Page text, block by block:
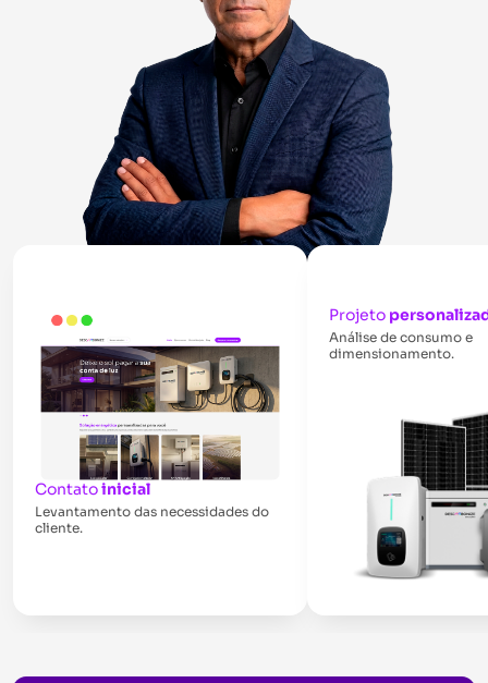
Contatoinicial
Levantamento das necessidades do
cliente.
Projeto
Análise de consumo e
dimensionamento.